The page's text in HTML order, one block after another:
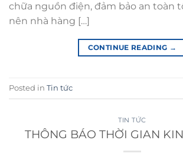
chữa nguồn điện, đảm bảo an toàn
nên nhà hàng […]
CONTINUE READING →
Posted in Tin tức
TIN TỨC
THÔNG BÁO THỜI GIAN